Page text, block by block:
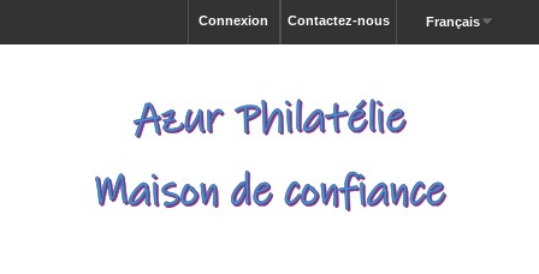
Français
Contactez-nous
Connexion